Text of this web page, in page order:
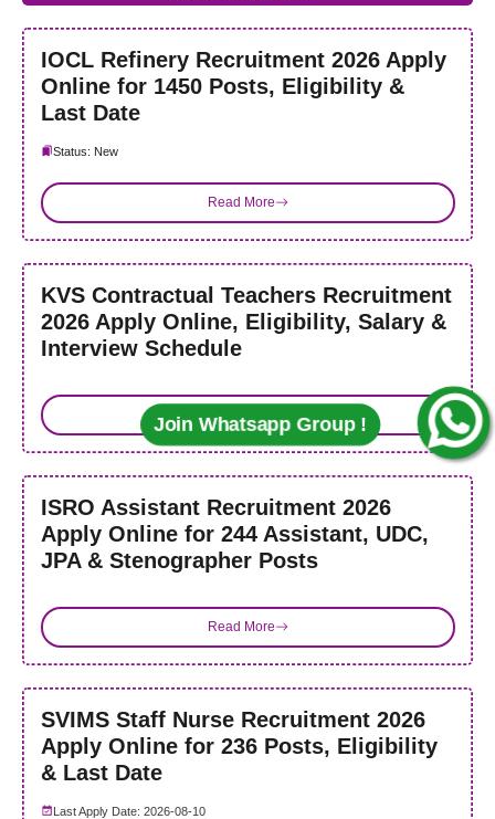
IOCL Refinery Recruitment 2026 Apply
Online for 1450 Posts, Eligibility &
Last Date
Status: New
Read More
KVS Contractual Teachers Recruitment
2026 Apply Online, Eligibility, Salary &
Interview Schedule
Read More
ISRO Assistant Recruitment 2026
Apply Online for 244 Assistant, UDC,
JPA & Stenographer Posts
Read More
SVIMS Staff Nurse Recruitment 2026
Apply Online for 236 Posts, Eligibility
& Last Date
Last Apply Date: 2026-08-10
Join Whatsapp Group !